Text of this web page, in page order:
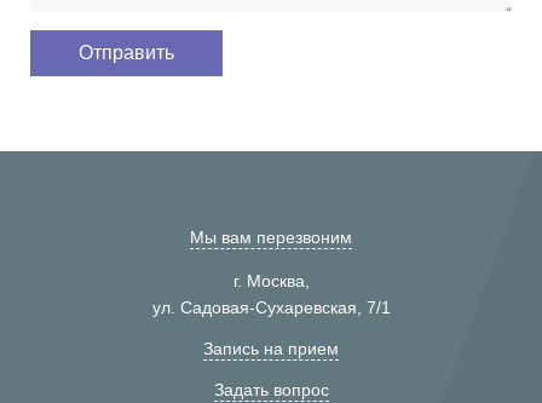
Мы вам перезвоним
г. Москва,
ул. Садовая-Сухаревская, 7/1
Запись на прием
Задать вопрос